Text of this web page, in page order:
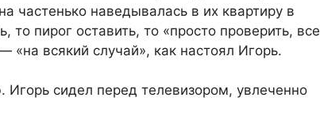
частенько наведывалась в их квартиру в
то пирог оставить, то «просто проверить, все
всякий случай», как настоял Игорь.
сидел перед телевизором, увлеченно